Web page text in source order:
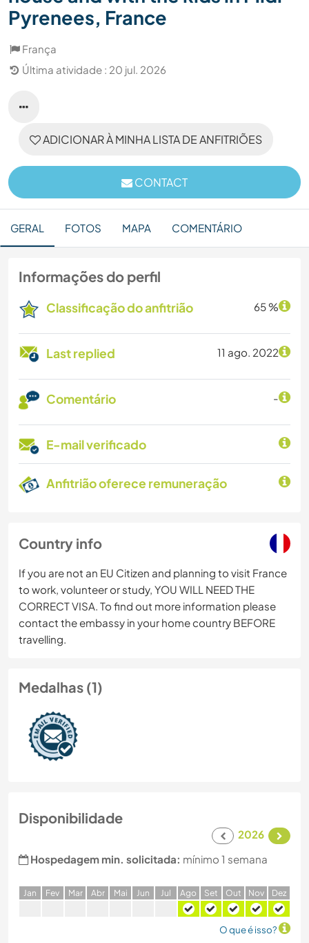
Pyrenees, France
França
Última atividade : 20 jul. 2026
ADICIONAR À MINHA LISTA DE ANFITRIÕES
CONTACT
GERAL FOTOS MAPA COMENTÁRIO
Informações do perfil
Classificação do anfitrião 65 %
Last replied 11 ago. 2022
Comentário -
E-mail verificado
Anfitrião oferece remuneração
Country info
If you are not an EU Citizen and planning to visit France
to work, volunteer or study, YOU WILL NEED THE
CORRECT VISA. To find out more information please
contact the embassy in your home country BEFORE
travelling.
Medalhas (1)
Disponibilidade
2026
Hospedagem min. solicitada: mínimo 1 semana
Jan Fev Mar Abr Mai Jun Jul Ago Set Out Nov Dez
O que é isso?